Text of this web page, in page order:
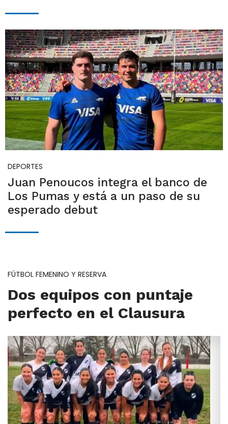
DEPORTES
Juan Penoucos integra el banco de
Los Pumas y está a un paso de su
esperado debut
FÚTBOL FEMENINO Y RESERVA
Dos equipos con puntaje
perfecto en el Clausura